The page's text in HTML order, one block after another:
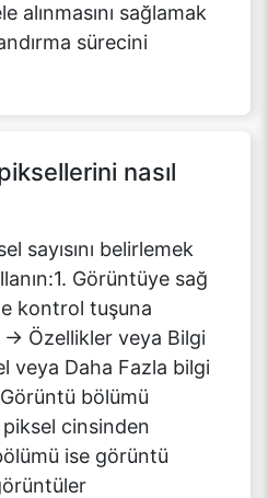
alınmasını sağlamak
sürecini
nasıl
sayısını belirlemek
Görüntüye sağ
kontrol tuşuna
-> Özellikler veya Bilgi
veya Daha Fazla bilgi
bölümü
cinsinden
ise görüntü